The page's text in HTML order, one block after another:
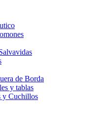
de Borda
y tablas
y Cuchillos